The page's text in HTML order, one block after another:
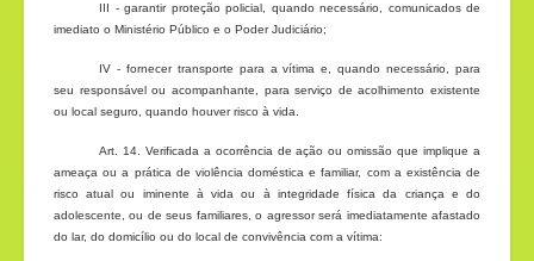
III - garantir proteção policial, quando necessário, comunicados de
imediato o Ministério Público e o Poder Judiciário;
IV - fornecer transporte para a vítima e, quando necessário, para
seu responsável ou acompanhante, para serviço de acolhimento existente
ou local seguro, quando houver risco à vida.
Art. 14. Verificada a ocorrência de ação ou omissão que implique a
ameaça ou a prática de violência doméstica e familiar, com a existência de
risco atual ou iminente à vida ou à integridade física da criança e do
adolescente, ou de seus familiares, o agressor será imediatamente afastado
do lar, do domicílio ou do local de convivência com a vítima: